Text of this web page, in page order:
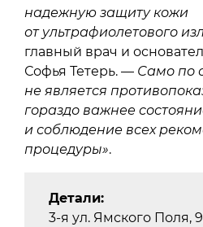
надежную защиту кожи
от ультрафиолетового
главный врач и
Софья Тетерь. — Само по
не является
гораздо важнее
и соблюдение всех
процедуры».
Детали:
3-я ул. Ямского Поля,